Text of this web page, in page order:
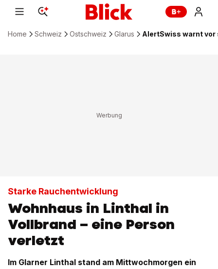
Home Schweiz Ostschweiz Glarus AlertSwiss warnt vor
Starke Rauchentwicklung
Wohnhaus in Linthal in
Vollbrand – eine Person
verletzt
Im Glarner Linthal stand am Mittwochmorgen ein